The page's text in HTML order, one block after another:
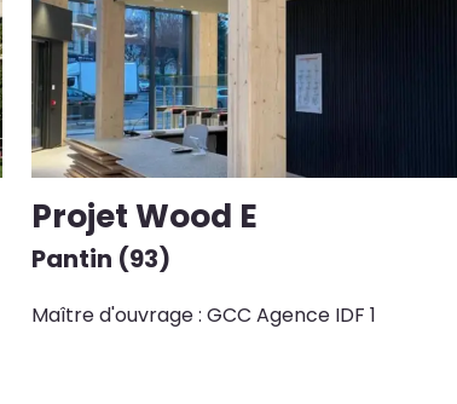
Projet Wood E
Pantin (93)
Maître d'ouvrage : GCC Agence IDF 1